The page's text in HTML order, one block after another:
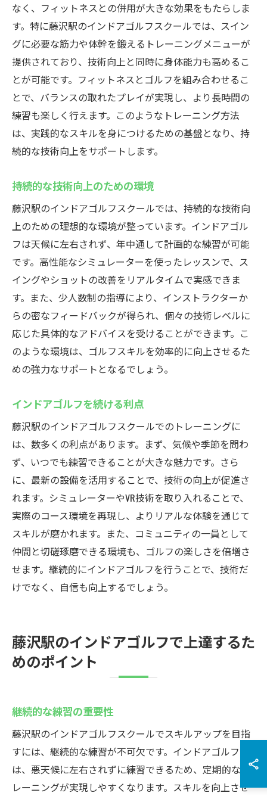
なく、フィットネスとの併用が大きな効果をもたらしま
す。特に藤沢駅のインドアゴルフスクールでは、スイン
グに必要な筋力や体幹を鍛えるトレーニングメニューが
提供されており、技術向上と同時に身体能力も高めるこ
とが可能です。フィットネスとゴルフを組み合わせるこ
とで、バランスの取れたプレイが実現し、より長時間の
練習も楽しく行えます。このようなトレーニング方法
は、実践的なスキルを身につけるための基盤となり、持
続的な技術向上をサポートします。
持続的な技術向上のための環境
藤沢駅のインドアゴルフスクールでは、持続的な技術向
上のための理想的な環境が整っています。インドアゴル
フは天候に左右されず、年中通して計画的な練習が可能
です。高性能なシミュレーターを使ったレッスンで、ス
イングやショットの改善をリアルタイムで実感できま
す。また、少人数制の指導により、インストラクターか
らの密なフィードバックが得られ、個々の技術レベルに
応じた具体的なアドバイスを受けることができます。こ
のような環境は、ゴルフスキルを効率的に向上させるた
めの強力なサポートとなるでしょう。
インドアゴルフを続ける利点
藤沢駅のインドアゴルフスクールでのトレーニングに
は、数多くの利点があります。まず、気候や季節を問わ
ず、いつでも練習できることが大きな魅力です。さら
に、最新の設備を活用することで、技術の向上が促進さ
れます。シミュレーターやVR技術を取り入れることで、
実際のコース環境を再現し、よりリアルな体験を通じて
スキルが磨かれます。また、コミュニティの一員として
仲間と切磋琢磨できる環境も、ゴルフの楽しさを倍増さ
せます。継続的にインドアゴルフを行うことで、技術だ
けでなく、自信も向上するでしょう。
藤沢駅のインドアゴルフで上達するた
めのポイント
継続的な練習の重要性
藤沢駅のインドアゴルフスクールでスキルアップを目指
すには、継続的な練習が不可欠です。インドアゴルフ
は、悪天候に左右されずに練習できるため、定期的なト
レーニングが実現しやすくなります。スキルを向上させ